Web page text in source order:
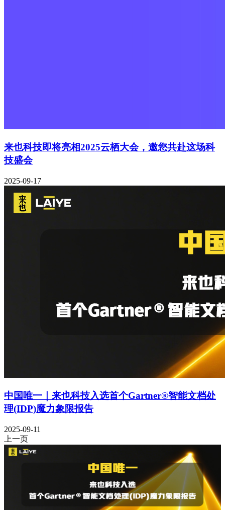
来也科技即将亮相2025云栖大会，邀您共赴这场科
技盛会
2025-09-17
中国唯一｜来也科技入选首个Gartner®智能文档处
理(IDP)魔力象限报告
2025-09-11
上一页